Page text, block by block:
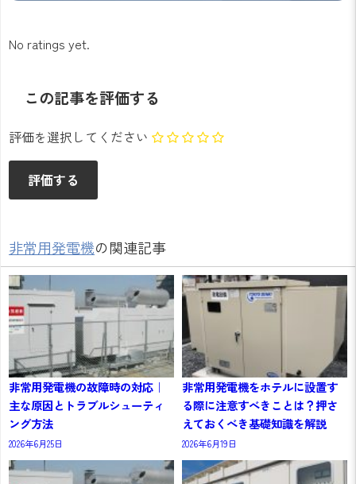
No ratings yet.
この記事を評価する
評価を選択してください
非常用発電機の関連記事
非常用発電機の故障時の対応｜
主な原因とトラブルシューティ
ング方法
2026年6月25日
非常用発電機をホテルに設置す
る際に注意すべきことは？押さ
えておくべき基礎知識を解説
2026年6月19日